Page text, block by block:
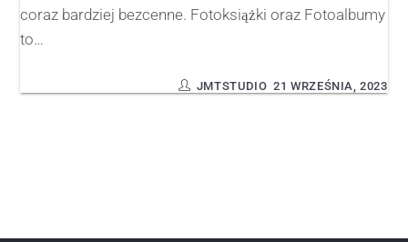
coraz bardziej bezcenne. Fotoksiążki oraz Fotoalbumy
to…
21 WRZEŚNIA, 2023
JMTSTUDIO